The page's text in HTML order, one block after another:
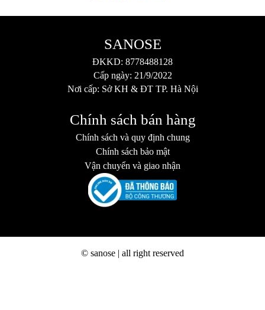
SANOSE
ĐKKD: 8778488128
Cấp ngày: 21/9/2022
Nơi cấp: Sở KH & ĐT TP. Hà Nội
Chính sách bán hàng
Chính sách và quy định chung
Chính sách bảo mật
Vận chuyển và giao nhận
© sanose | all right reserved